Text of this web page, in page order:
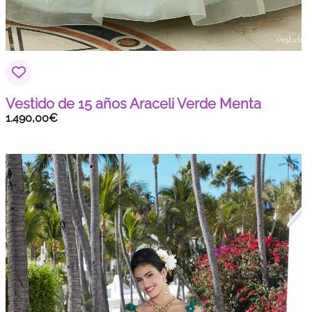
Vestido de 15 años Araceli Verde Menta
1.490,00€